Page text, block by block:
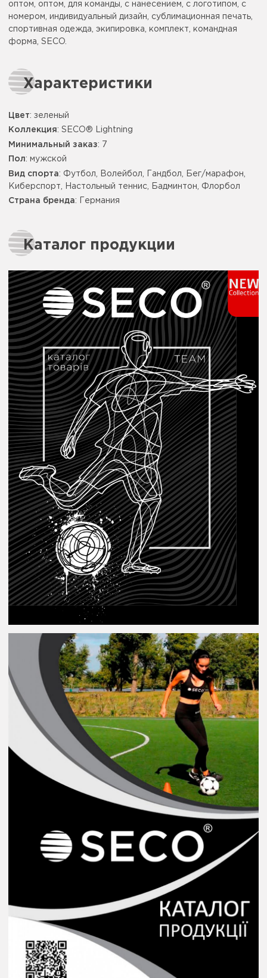
оптом, оптом, для команды, с нанесением, с логотипом, с
номером, индивидуальный дизайн, сублимационная печать,
спортивная одежда, экипировка, комплект, командная
форма, SECO.
Характеристики
Цвет: зеленый
Коллекция : SECO® Lightning
Минимальный заказ: 7
Пол : мужской
Вид спорта: Футбол, Волейбол, Гандбол, Бег/марафон,
Киберспорт, Настольный теннис, Бадминтон, Флорбол
Страна бренда: Германия
Каталог продукции